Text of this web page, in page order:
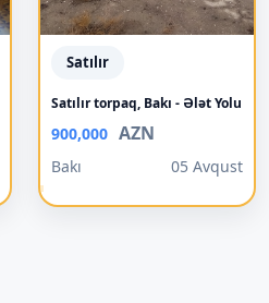
Satılır
Satılır torpaq, Bakı - Ələt Yolu
900,000 AZN
Bakı 05 Avqust